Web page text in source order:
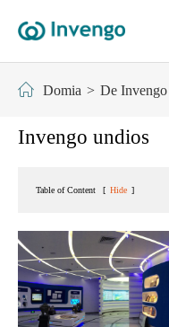
Domia De Invengo
Invengo undios
Table of Content [ Hide ]